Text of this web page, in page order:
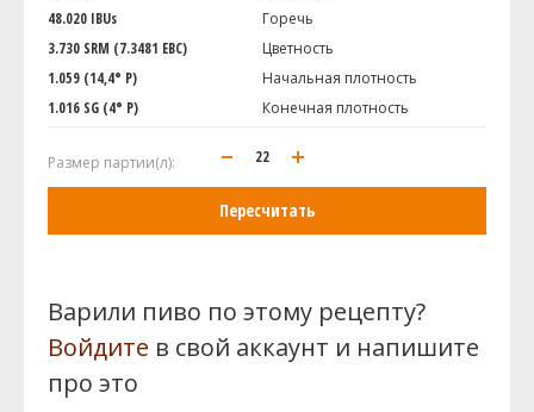
48.020 IBUs
Горечь
3.730 SRM (7.3481 EBC)
Цветность
1.059 (14,4° P)
Начальная плотность
1.016 SG (4° P)
Конечная плотность
Размер партии(л):
Пересчитать
Варили пиво по этому рецепту?
Войдите в свой аккаунт и напишите
про это